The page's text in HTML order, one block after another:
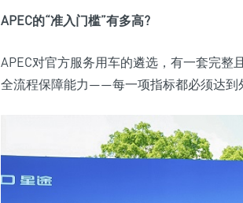
APEC的“准入门槛”有多高?
APEC对官方服务用车的遴选，有一套完
全流程保障能力——每一项指标都必须达到